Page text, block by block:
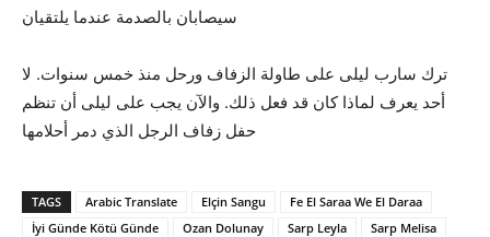
سيصابان بالصدمة عندما يلتقيان
ترك سارب ليلى على طاولة الزفاف ورحل منذ خمس سنوات. لا
أحد يعرف لماذا كان قد فعل ذلك. والآن يجب على ليلى أن تنظم
حفل زفاف الرجل الذي دمر أحلامها
TAGS Arabic Translate Elçin Sangu
Fe El Saraa We El Daraa
İyi Günde Kötü Günde
Ozan Dolunay Sarp Leyla
Sarp Melisa